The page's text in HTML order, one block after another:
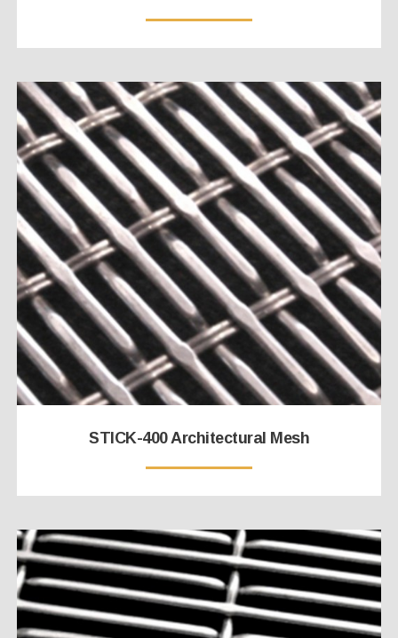
STICK-400 Architectural Mesh